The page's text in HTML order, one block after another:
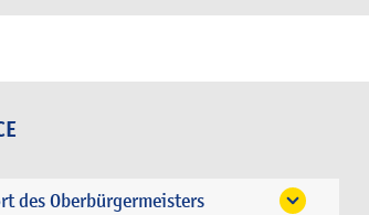
des Oberbürgermeisters